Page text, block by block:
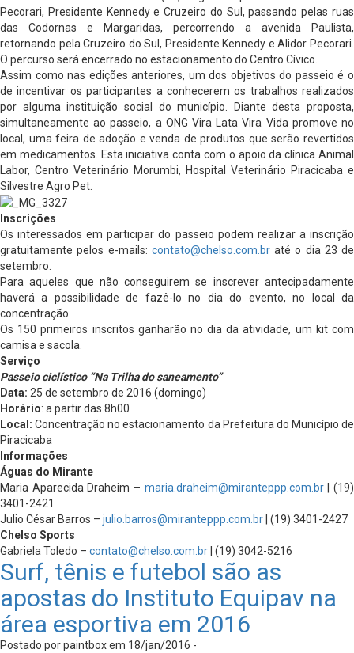
Pecorari, Presidente Kennedy e Cruzeiro do Sul, passando pelas ruas
das Codornas e Margaridas, percorrendo a avenida Paulista,
retornando pela Cruzeiro do Sul, Presidente Kennedy e Alidor Pecorari.
O percurso será encerrado no estacionamento do Centro Cívico.
Assim como nas edições anteriores, um dos objetivos do passeio é o
de incentivar os participantes a conhecerem os trabalhos realizados
por alguma instituição social do município. Diante desta proposta,
simultaneamente ao passeio, a ONG Vira Lata Vira Vida promove no
local, uma feira de adoção e venda de produtos que serão revertidos
em medicamentos. Esta iniciativa conta com o apoio da clínica Animal
Labor, Centro Veterinário Morumbi, Hospital Veterinário Piracicaba e
Silvestre Agro Pet.
Inscrições
Os interessados em participar do passeio podem realizar a inscrição
gratuitamente pelos e-mails: contato@chelso.com.br até o dia 23 de
setembro.
Para aqueles que não conseguirem se inscrever antecipadamente
haverá a possibilidade de fazê-lo no dia do evento, no local da
concentração.
Os 150 primeiros inscritos ganharão no dia da atividade, um kit com
camisa e sacola.
Serviço
Passeio ciclístico “Na Trilha do saneamento”
Data: 25 de setembro de 2016 (domingo)
Horário: a partir das 8h00
Local: Concentração no estacionamento da Prefeitura do Município de
Piracicaba
Informações
Águas do Mirante
Maria Aparecida Draheim – maria.draheim@miranteppp.com.br| (19)
3401-2421
Julio César Barros – julio.barros@miranteppp.com.br | (19) 3401-2427
Chelso Sports
Gabriela Toledo – contato@chelso.com.br | (19) 3042-5216
Surf, tênis e futebol são as
apostas do Instituto Equipav na
área esportiva em 2016
Postado por paintbox em 18/jan/2016 -